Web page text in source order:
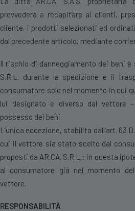
provvederà a recapitare ai clienti,
cliente, i prodotti selezionati ed
dal precedente articolo, mediante
Il rischio di danneggiamento dei beni è
S.R.L. durante la spedizione e il
consumatore solo nel momento in cui
lui designato e diverso dal vettore
possesso dei beni.
L’unica eccezione, stabilita dall’art. 63
cui il vettore sia stato scelto dal
proposti da AR.CA. S.R.L.: in questa
al consumatore già nel momento
vettore.
RESPONSABILITÀ